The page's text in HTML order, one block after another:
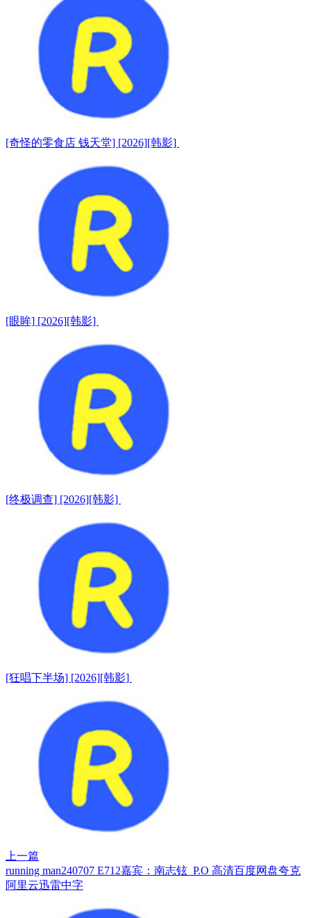
[奇怪的零食店 钱天堂] [2026][韩影]
[眼眸] [2026][韩影]
[终极调查] [2026][韩影]
[狂唱下半场] [2026][韩影]
上一篇
running man240707 E712嘉宾：南志铉 P.O 高清百度网盘夸克
阿里云迅雷中字